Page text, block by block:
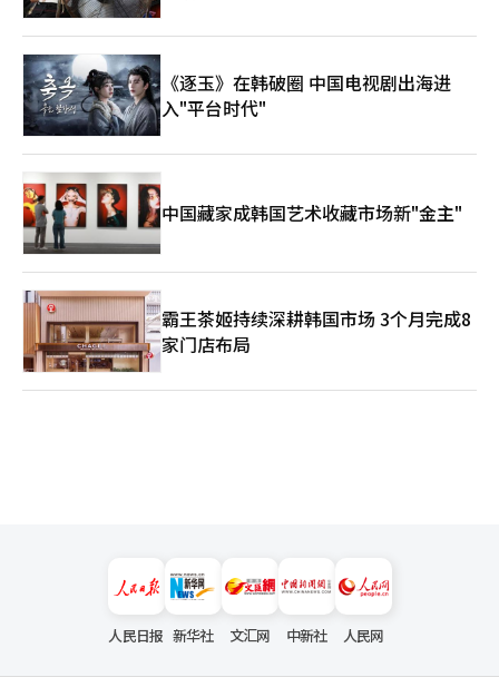
《逐玉》在韩破圈 中国电视剧出海进
入"平台时代"
中国藏家成韩国艺术收藏市场新"金主"
霸王茶姬持续深耕韩国市场 3个月完成8
家门店布局
人民日报 新华社 文汇网 中新社 人民网